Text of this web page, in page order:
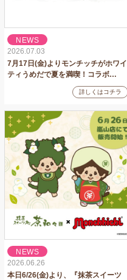
NEWS
2026.07.03
7月17日(金)よりモンチッチがホワイ
ティうめだで夏を満喫！コラボ…
詳しくはコチラ
NEWS
2026.06.26
本日6/26(金)より、『抹茶スイーツ